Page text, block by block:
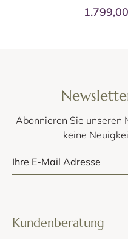
Abonnieren Sie unseren
keine
Kundenberatung